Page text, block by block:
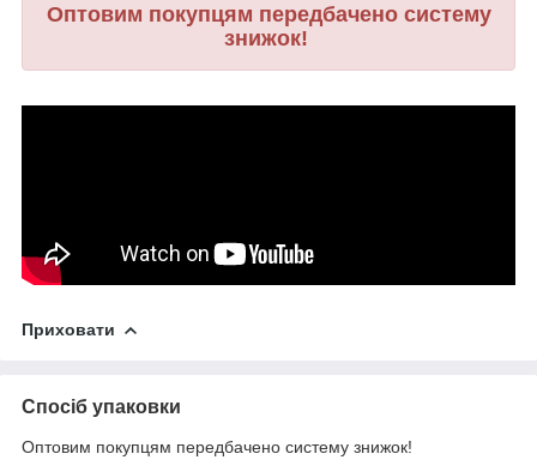
Оптовим покупцям передбачено систему
знижок!
Приховати
Спосіб упаковки
Оптовим покупцям передбачено систему знижок!